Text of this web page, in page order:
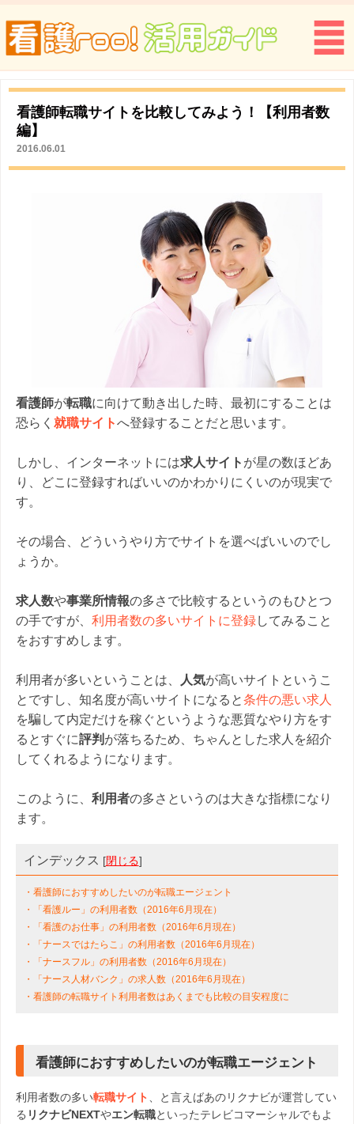
看護師転職サイトを比較してみよう！【利用者数
編】
2016.06.01
看護師が転職に向けて動き出した時、最初にすることは
恐らく 就職サイトへ登録することだと思います。
しかし、インターネットには求人サイト が星の数ほどあ
り、どこに登録すればいいのかわかりにくいのが現実で
す。
その場合、どういうやり方でサイトを選べばいいのでし
ょうか。
求人数や事業所情報の多さで比較するというのもひとつ
の手ですが、 利用者数の多いサイトに登録してみること
をおすすめします。
利用者が多いということは、 人気が高いサイトというこ
とですし、知名度が高いサイトになると条件の悪い求人
を騙して内定だけを稼ぐというような悪質なやり方をす
るとすぐに評判 が落ちるため、ちゃんとした求人を紹介
してくれるようになります。
このように、 利用者の多さというのは大きな指標になり
ます。
インデックス [閉じる]
・看護師におすすめしたいのが転職エージェント
・「看護ルー」の利用者数（2016年6月現在）
・「看護のお仕事」の利用者数（2016年6月現在）
・「ナースではたらこ」の利用者数（2016年6月現在）
・「ナースフル」の利用者数（2016年6月現在）
・「ナース人材バンク」の求人数（2016年6月現在）
・看護師の転職サイト利用者数はあくまでも比較の目安程度に
看護師におすすめしたいのが転職エージェント
利用者数の多い転職サイト 、と言えばあのリクナビが運営してい
る リクナビNEXTやエン転職といったテレビコマーシャルでもよ